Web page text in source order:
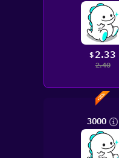
$ 2.33
2.40
3000